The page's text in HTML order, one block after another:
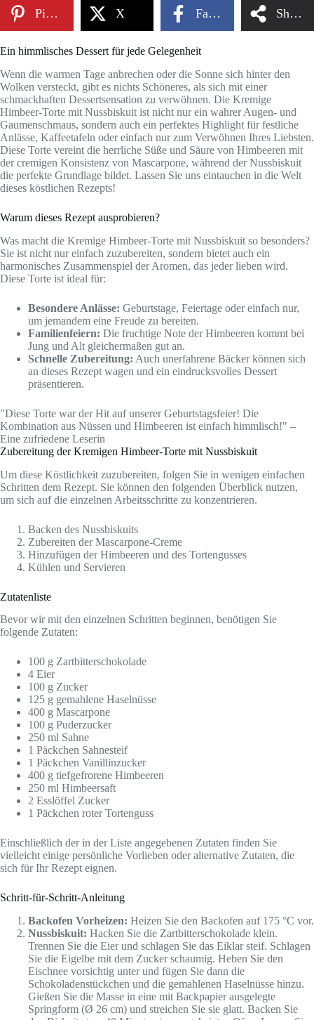
Pinterest X Facebook Share
Ein himmlisches Dessert für jede Gelegenheit
Wenn die warmen Tage anbrechen oder die Sonne sich hinter den
Wolken versteckt, gibt es nichts Schöneres, als sich mit einer
schmackhaften Dessertsensation zu verwöhnen. Die Kremige
Himbeer-Torte mit Nussbiskuit ist nicht nur ein wahrer Augen- und
Gaumenschmaus, sondern auch ein perfektes Highlight für festliche
Anlässe, Kaffeetafeln oder einfach nur zum Verwöhnen Ihres Liebsten.
Diese Torte vereint die herrliche Süße und Säure von Himbeeren mit
der cremigen Konsistenz von Mascarpone, während der Nussbiskuit
die perfekte Grundlage bildet. Lassen Sie uns eintauchen in die Welt
dieses köstlichen Rezepts!
Warum dieses Rezept ausprobieren?
Was macht die Kremige Himbeer-Torte mit Nussbiskuit so besonders?
Sie ist nicht nur einfach zuzubereiten, sondern bietet auch ein
harmonisches Zusammenspiel der Aromen, das jeder lieben wird.
Diese Torte ist ideal für:
Besondere Anlässe: Geburtstage, Feiertage oder einfach nur,
um jemandem eine Freude zu bereiten.
Familienfeiern: Die fruchtige Note der Himbeeren kommt bei
Jung und Alt gleichermaßen gut an.
Schnelle Zubereitung: Auch unerfahrene Bäcker können sich
an dieses Rezept wagen und ein eindrucksvolles Dessert
präsentieren.
"Diese Torte war der Hit auf unserer Geburtstagsfeier! Die
Kombination aus Nüssen und Himbeeren ist einfach himmlisch!" –
Eine zufriedene Leserin
Zubereitung der Kremigen Himbeer-Torte mit Nussbiskuit
Um diese Köstlichkeit zuzubereiten, folgen Sie in wenigen einfachen
Schritten dem Rezept. Sie können den folgenden Überblick nutzen,
um sich auf die einzelnen Arbeitsschritte zu konzentrieren.
Backen des Nussbiskuits
Zubereiten der Mascarpone-Creme
Hinzufügen der Himbeeren und des Tortengusses
Kühlen und Servieren
Zutatenliste
Bevor wir mit den einzelnen Schritten beginnen, benötigen Sie
folgende Zutaten:
100 g Zartbitterschokolade
4 Eier
100 g Zucker
125 g gemahlene Haselnüsse
400 g Mascarpone
100 g Puderzucker
250 ml Sahne
1 Päckchen Sahnesteif
1 Päckchen Vanillinzucker
400 g tiefgefrorene Himbeeren
250 ml Himbeersaft
2 Esslöffel Zucker
1 Päckchen roter Tortenguss
Einschließlich der in der Liste angegebenen Zutaten finden Sie
vielleicht einige persönliche Vorlieben oder alternative Zutaten, die
sich für Ihr Rezept eignen.
Schritt-für-Schritt-Anleitung
Backofen Vorheizen: Heizen Sie den Backofen auf 175 °C vor.
Nussbiskuit: Hacken Sie die Zartbitterschokolade klein.
Trennen Sie die Eier und schlagen Sie das Eiklar steif. Schlagen
Sie die Eigelbe mit dem Zucker schaumig. Heben Sie den
Eischnee vorsichtig unter und fügen Sie dann die
Schokoladenstückchen und die gemahlenen Haselnüsse hinzu.
Gießen Sie die Masse in eine mit Backpapier ausgelegte
Springform (Ø 26 cm) und streichen Sie sie glatt. Backen Sie